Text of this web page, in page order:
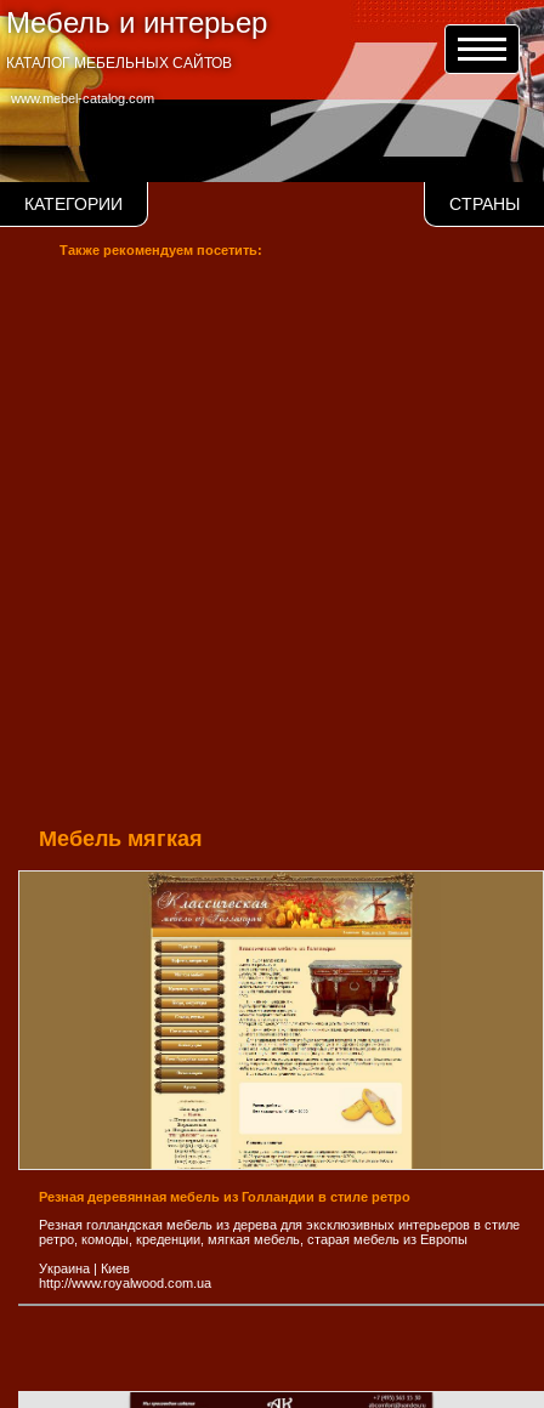
Мебель и интерьер
www.mebel-catalog.com
КАТАЛОГ МЕБЕЛЬНЫХ САЙТОВ
КАТЕГОРИИ СТРАНЫ
Также рекомендуем посетить:
Мебель мягкая
Резная деревянная мебель из Голландии в стиле ретро
Резная голландская мебель из дерева для эксклюзивных интерьеров в стиле
ретро, комоды, креденции, мягкая мебель, старая мебель из Европы
Украина | Киев
http://www.royalwood.com.ua